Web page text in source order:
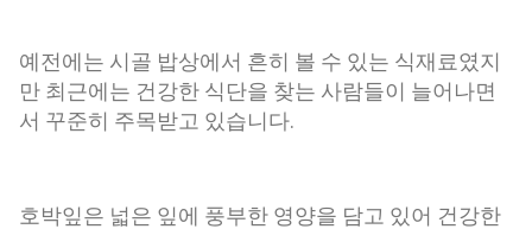
화 스트레스를 줄이는 데 도움을 줄 수 있습니다. 제철 채소를
다양하게 섭취하는 식습관은 건강한 생활 유지에 긍정적인 영
향을 줄 수 있습니다. 피로 회복과 활력 증진에 도움 봄철에는
계절 변화로 인해 쉽게 피로를 느끼는 경우가 많습니다. 어수리
예전에는 시골 밥상에서 흔히 볼 수 있는 식재료였지
만 최근에는 건강한 식단을 찾는 사람들이 늘어나면
서 꾸준히 주목받고 있습니다.
호박잎은 넓은 잎에 풍부한 영양을 담고 있어 건강한